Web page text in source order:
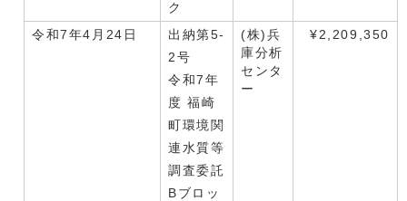
ク
令和7年4月24日
出納第5-
2号
令和7年
度 福崎
町環境関
連水質等
調査委託
Bブロッ
(株)兵
庫分析
センタ
ー
¥2,209,350